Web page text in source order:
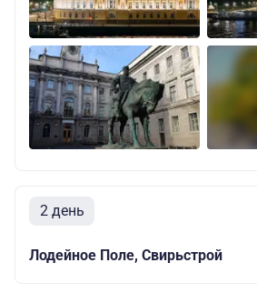
2 день
Лодейное Поле, Свирьстрой